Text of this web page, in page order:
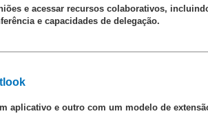
e acessar recursos colaborativos,
e capacidades de delegação.
aplicativo e outro com um modelo de